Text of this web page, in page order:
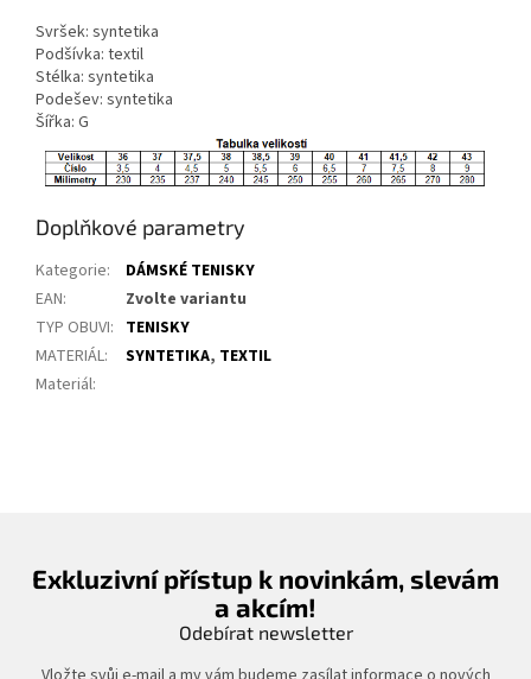
Svršek: syntetika
Podšívka: textil
Stélka: syntetika
Podešev: syntetika
Šířka: G
Doplňkové parametry
Kategorie:
DÁMSKÉ TENISKY
EAN:
Zvolte variantu
TYP OBUVI: TENISKY
MATERIÁL: SYNTETIKA, TEXTIL
Materiál:
Exkluzivní přístup k novinkám, slevám
a akcím!
Odebírat newsletter